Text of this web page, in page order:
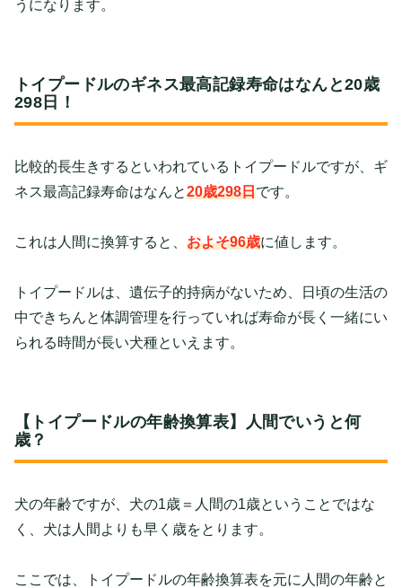
うになります。
トイプードルのギネス最高記録寿命はなんと20歳
298日！
比較的長生きするといわれているトイプードルですが、ギ
ネス最高記録寿命はなんと20歳298日です。
これは人間に換算すると、 およそ96歳に値します。
トイプードルは、遺伝子的持病がないため、日頃の生活の
中できちんと体調管理を行っていれば寿命が長く一緒にい
られる時間が長い犬種といえます。
【トイプードルの年齢換算表】人間でいうと何
歳？
犬の年齢ですが、犬の1歳＝人間の1歳ということではな
く、犬は人間よりも早く歳をとります。
ここでは、トイプードルの年齢換算表を元に人間の年齢と